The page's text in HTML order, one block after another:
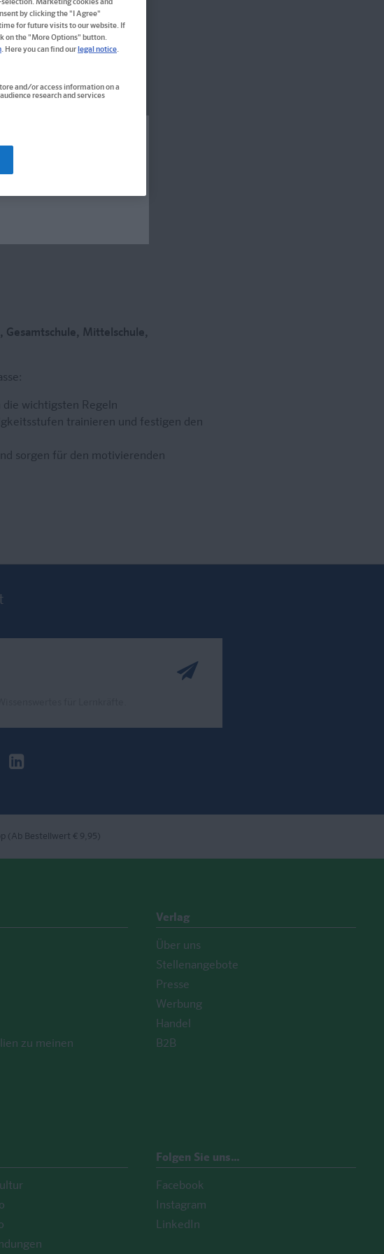
Schulformen
Gesamtschule, Mittelschule,
die wichtigsten Regeln
trainieren und festigen den
sorgen für den motivierenden
Facebook
bei Instagram
PONS bei LinkedIn
(Ab Bestellwert € 9,95)
zu meinen
Verlag
Über uns
Stellenangebote
Presse
Werbung
Handel
B2B
Folgen Sie uns…
Facebook
Instagram
LinkedIn
Marketing cookies and
by clicking the "I Agree"
for future visits to our website. If
on the "More Options" button.
. Here you can find our legal notice.
and/or access information on a
research and services